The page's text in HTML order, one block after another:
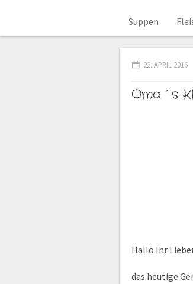
Suppen
22. APRIL 2016
Oma´s
Hallo Ihr
das heutige